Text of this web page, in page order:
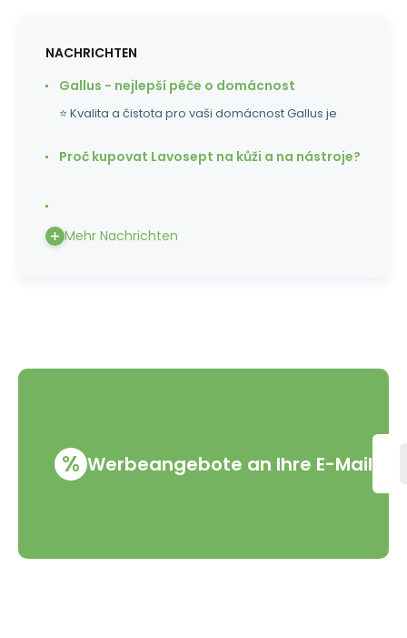
NACHRICHTEN
Gallus - nejlepší péče o domácnost
⭐ Kvalita a čistota pro vaši domácnost Gallus je
Proč kupovat Lavosept na kůži a na nástroje?
Mehr Nachrichten
% Werbeangebote an Ihre E-Mail